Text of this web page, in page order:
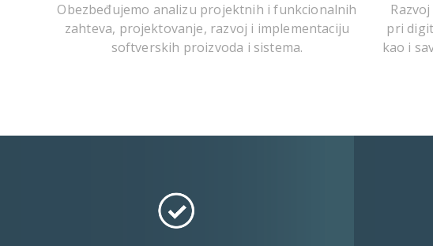
Obezbeđujemo analizu projektnih i funkcionalnih
zahteva, projektovanje, razvoj i implementaciju
softverskih proizvoda i sistema.
pri
kao i